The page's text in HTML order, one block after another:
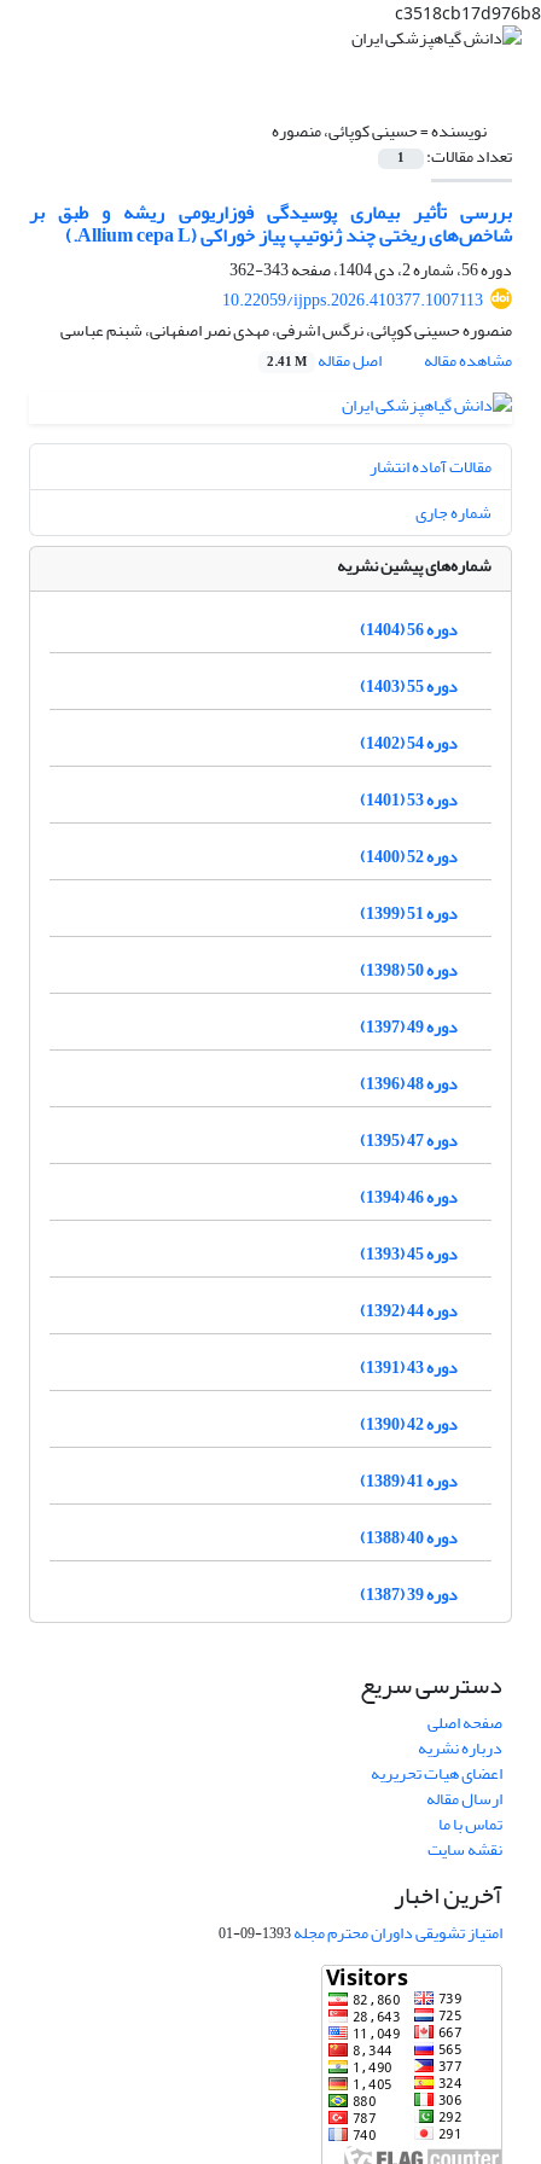
c3518cb17d976b8
نویسنده =حسینی کوپائی، منصوره
تعداد مقالات: 1
بررسی تأثیر بیماری پوسیدگی فوزاریومی ریشه و طبق بر
شاخص‌های ریختی چند ژنوتیپ پیاز خوراکی (Allium cepa L.)
دوره 56، شماره 2، دی 1404، صفحه
343-362
10.22059/ijpps.2026.410377.1007113
منصوره حسینی کوپائی، نرگس اشرفی، مهدی نصر اصفهانی، شبنم عباسی
مشاهده مقاله
اصل مقاله 2.41 M
مقالات آماده انتشار
شماره جاری
شماره‌های پیشین نشریه
دوره 56 (1404)
دوره 55 (1403)
دوره 54 (1402)
دوره 53 (1401)
دوره 52 (1400)
دوره 51 (1399)
دوره 50 (1398)
دوره 49 (1397)
دوره 48 (1396)
دوره 47 (1395)
دوره 46 (1394)
دوره 45 (1393)
دوره 44 (1392)
دوره 43 (1391)
دوره 42 (1390)
دوره 41 (1389)
دوره 40 (1388)
دوره 39 (1387)
دسترسی سریع
صفحه اصلی
درباره نشریه
اعضای هیات تحریریه
ارسال مقاله
تماس با ما
نقشه سایت
آخرین اخبار
امتیاز تشویقی داوران محترم مجله1393-09-01